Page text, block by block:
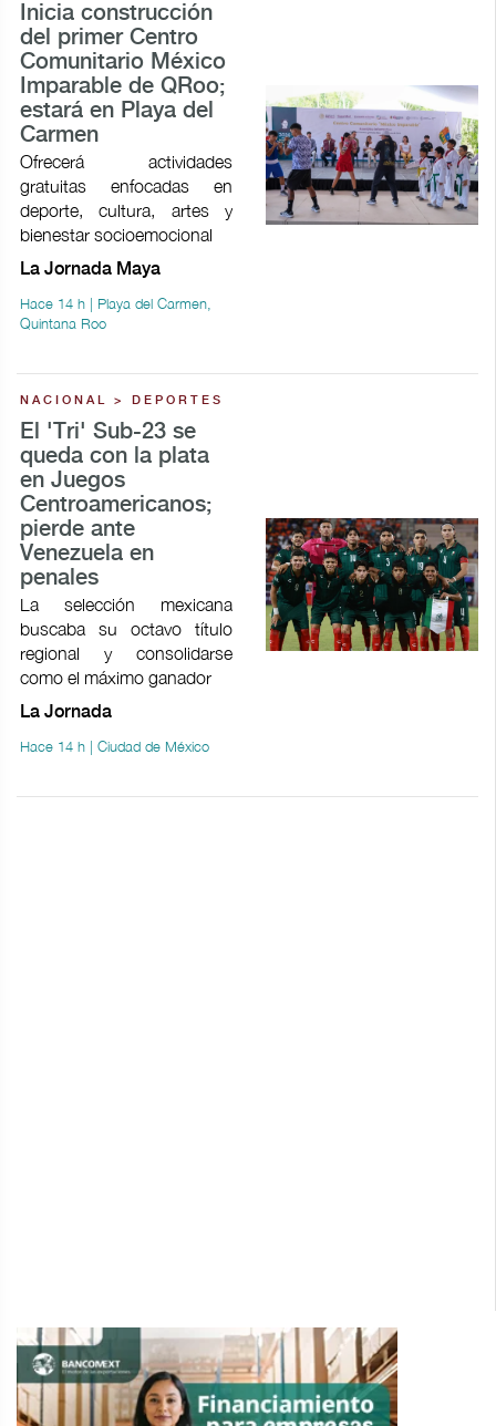
Inicia construcción
del primer Centro
Comunitario México
Imparable de QRoo;
estará en Playa del
Carmen
Ofrecerá actividades
gratuitas enfocadas en
deporte, cultura, artes y
bienestar socioemocional
La Jornada Maya
Hace 14 h | Playa del Carmen,
Quintana Roo
NACIONAL > DEPORTES
El 'Tri' Sub-23 se
queda con la plata
en Juegos
Centroamericanos;
pierde ante
Venezuela en
penales
La selección mexicana
buscaba su octavo título
regional y consolidarse
como el máximo ganador
La Jornada
Hace 14 h | Ciudad de México